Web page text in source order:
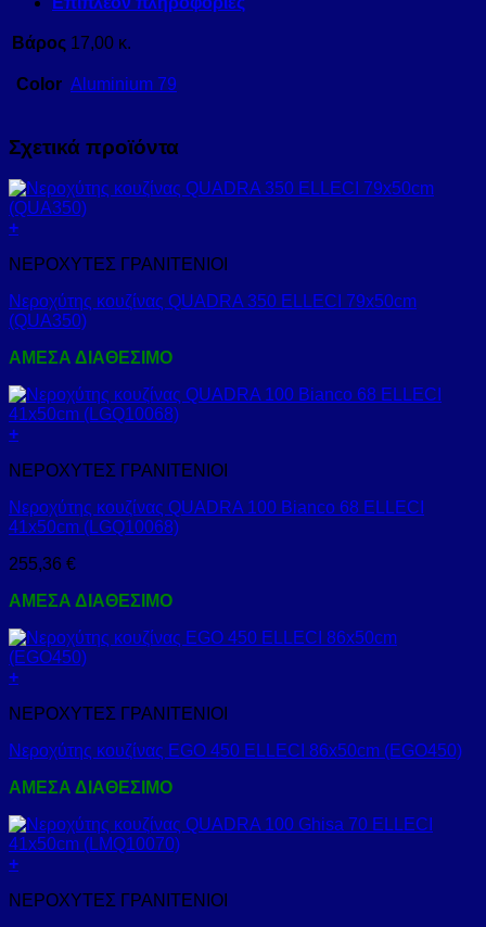
Βάρος 17,00 κ.
Color Aluminium 79
Σχετικά προϊόντα
+
ΝΕΡΟΧΥΤΕΣ ΓΡΑΝΙΤΕΝΙΟΙ
Νεροχύτης κουζίνας QUADRA 350 ELLECI 79x50cm
(QUA350)
ΑΜΕΣΑ ΔΙΑΘΕΣΙΜΟ
+
ΝΕΡΟΧΥΤΕΣ ΓΡΑΝΙΤΕΝΙΟΙ
Νεροχύτης κουζίνας QUADRA 100 Bianco 68 ELLECI
41x50cm (LGQ10068)
255,36 €
ΑΜΕΣΑ ΔΙΑΘΕΣΙΜΟ
+
ΝΕΡΟΧΥΤΕΣ ΓΡΑΝΙΤΕΝΙΟΙ
Νεροχύτης κουζίνας EGO 450 ELLECI 86x50cm (EGO450)
ΑΜΕΣΑ ΔΙΑΘΕΣΙΜΟ
+
ΝΕΡΟΧΥΤΕΣ ΓΡΑΝΙΤΕΝΙΟΙ